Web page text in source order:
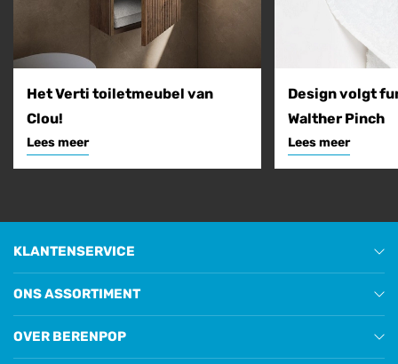
Het Verti toiletmeubel van
Clou!
Lees meer
Design volgt
Walther Pinch
Lees meer
KLANTENSERVICE
ONS ASSORTIMENT
OVER BERENPOP